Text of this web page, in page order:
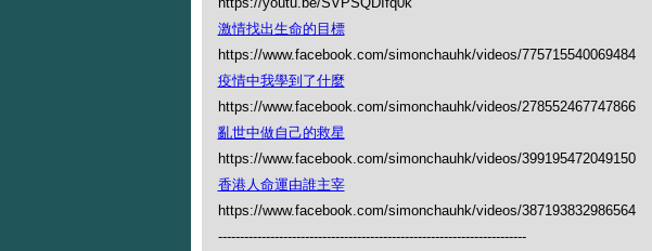
激情找出生命的目標
https://www.facebook.com/simonchauhk/videos/775715540069484
疫情中我學到了什麼
https://www.facebook.com/simonchauhk/videos/278552467747866
亂世中做自己的救星
https://www.facebook.com/simonchauhk/videos/399195472049150
香港人命運由誰主宰
https://www.facebook.com/simonchauhk/videos/387193832986564
-----------------------------------------------------------------------